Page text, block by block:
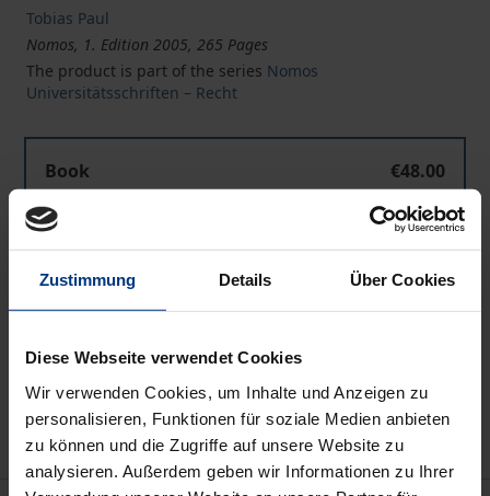
Zustimmung Details Über Cookies
Diese Webseite verwendet Cookies
Wir verwenden Cookies, um Inhalte und Anzeigen zu
personalisieren, Funktionen für soziale Medien anbieten
zu können und die Zugriffe auf unsere Website zu
analysieren. Außerdem geben wir Informationen zu Ihrer
Tobias Paul
Nomos, 1. Edition 2005, 265 Pages
The product is part of the series Nomos
Universitätsschriften – Recht
Book
€48.00
ISBN 978-3-8329-1595-7
Add to Wish List
Delivery cost notice